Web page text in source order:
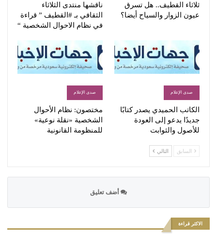
ثلاثاء القطيف.. هل تسرق
عيون الزوار والسياح أيضا؟
ناقشها منتدى الثلاثاء
الثقافي بـ #القطيف ” قراءة
في نظام الاحوال الشخصية “
صدى الإعلام
الكاتب الحميدي يصدر كتابًا
جديدًا يدعو إلى العودة
للأصول والثوابت
صدى الإعلام
مختصون: نظام الأحوال
الشخصية «نقلة نوعية»
للمنظومة القانونية
السابق التالي
أضف تعليق
الاكثر قراءة